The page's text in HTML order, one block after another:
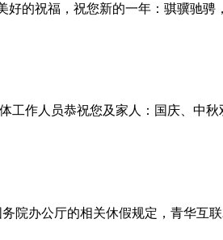
的祝福，祝您新的一年：骐骥驰骋
作人员恭祝您及家人：国庆、中
院办公厅的相关休假规定，青华互联